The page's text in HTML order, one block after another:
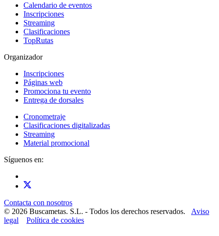
Calendario de eventos
Inscripciones
Streaming
Clasificaciones
TopRutas
Organizador
Inscripciones
Páginas web
Promociona tu evento
Entrega de dorsales
Cronometraje
Clasificaciones digitalizadas
Streaming
Material promocional
Síguenos en:
Contacta con nosotros
© 2026 Buscametas. S.L. - Todos los derechos reservados. Aviso
legal
Política de cookies